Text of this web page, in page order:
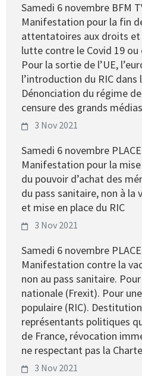
Samedi 6 novembre BFM
Manifestation pour la fin
attentatoires aux droits
lutte contre le Covid 19
Pour la sortie de l’UE,
l’introduction du RIC
Dénonciation du régime
censure des grands médias
3 Nov 2021
Samedi 6 novembre
Manifestation pour la mise
du pouvoir d’achat des
du pass sanitaire, non à
et mise en place du RIC
3 Nov 2021
Samedi 6 novembre
Manifestation contre la
non au pass sanitaire.
nationale (Frexit). Pour
populaire (RIC).
représentants politiques
de France, révocation
ne respectant pas la
3 Nov 2021